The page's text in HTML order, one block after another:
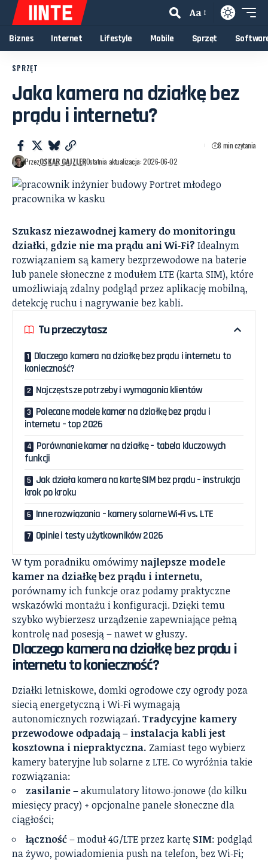
Aa
Biznes Internet Lifestyle Mobile Sprzęt
SPRZĘT
Jaka kamera na działkę bez
prądu i internetu?
PrzezOSKAR GAJZLEROstatnia aktualizacja: 2026-06-02
8 min czytania
Szukasz niezawodnej kamery do monitoringu
działki, gdzie nie ma prądu ani Wi‑Fi? Idealnym
rozwiązaniem są kamery bezprzewodowe na baterie
lub panele słoneczne z modułem LTE (karta SIM), które
umożliwiają zdalny podgląd przez aplikację mobilną,
detekcję ruchu i nagrywanie bez kabli.
Tu przeczytasz
Dlaczego kamera na działkę bez prądu i internetu to
konieczność?
Najczęstsze potrzeby i wymagania klientów
Polecane modele kamer na działkę bez prądu i
internetu – top 2026
Porównanie kamer na działkę – tabela kluczowych
funkcji
Jak działa kamera na kartę SIM bez prądu – instrukcja
krok po kroku
Inne rozwiązania – kamery solarne Wi‑Fi vs. LTE
Opinie i testy użytkowników 2026
W tym poradniku omówimy najlepsze modele
kamer na działkę bez prądu i internetu,
porównamy ich funkcje oraz podamy praktyczne
wskazówki montażu i konfiguracji. Dzięki temu
szybko wybierzesz urządzenie zapewniające pełną
kontrolę nad posesją – nawet w głuszy.
Dlaczego kamera na działkę bez prądu i
internetu to konieczność?
Działki letniskowe, domki ogrodowe czy ogrody poza
siecią energetyczną i Wi‑Fi wymagają
autonomicznych rozwiązań.Tradycyjne kamery
przewodowe odpadają – instalacja kabli jest
kosztowna i niepraktyczna. Zamiast tego wybierz
kamery bateryjne lub solarne z LTE. Co wyróżnia takie
rozwiązania:
zasilanie– akumulatory litowo‑jonowe (do kilku
miesięcy pracy) + opcjonalne panele słoneczne dla
ciągłości;
łączność– moduł 4G/LTE przez kartę SIM: podgląd
na żywo, powiadomienia push na telefon, bez Wi‑Fi;